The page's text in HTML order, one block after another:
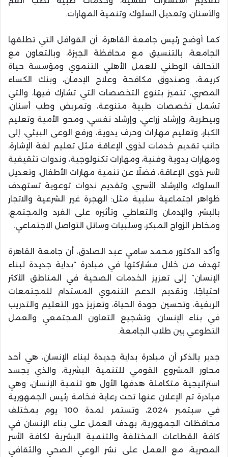
والأسنان، وتعديل السلوك، وتنمية المهارات.
كما أوضح رئيس جامعة القاهرة، أن القوافل التي تطلقها
الجامعة، بالتنسيق مع محافظة الجيزة، وبالتعاون مع
التحالف الوطني للعمل الأهلي التنموي ومؤسسة حياة
كريمة، وصندوق مكافحة وعلاج الإدمان، وبنك الكساء
المصري، تتميز بتنوع التخصصات التي تشارك فيها، والتي
تشمل تخصصات طبية متنوعة، وتمريض وطب أسنان،
وبيطرية، وإرشاد زراعي، وإرشاد نفسي، ومحو الأمية وتعليم
الكبار، وتعليم مهارات وحرف يدوية، ورفع الوعى البيئي، إلى
جانب تقديم خدمات لذوى الإعاقة مثل تعليم لغة الإشارة،
ومهارات يدوية وفنية، ومهارات تكنولوجية، وندوات تثقيفية
لأسر ذوى الإعاقة، فضلًا عن تنمية مهارات الأطفال، وتعديل
السلوك، والإرشاد الأسري، وتقديم ندوات توعوية تستهدف
ظواهر اجتماعية سلبية مثل: الهجرة غير الشرعية والاتجار
بالبشر، والإدمان والتعاطي وتأثيره على الفرد والمجتمع،
ومخاطر الزواج المبكر، وسلبيات وسائل التواصل الاجتماعي.
وأكد الدكتور محمد سامي عبد الصادق، أن جامعة القاهرة
تهدف من خلال مشاركتها في مبادرة “بداية جديدة لبناء
الإنسان” إلى تعزيز الخدمات الصحية في المناطق الأكثر
احتياجًا، وتقديم الدعم التنموي المستدام للمجتمعات
الريفية، وتحسين جودة الحياة، وتعزيز دور التعليم والتدريب
في بناء الإنسان، وتشجيع التعاون المجتمعي والعمل
التطوعي بين طلاب الجامعة.
جدير بالذكر أن مبادرة بداية جديدة لبناء الإنسان، هي أحد
محاور المشروع القومي للتنمية البشرية، والذي يجسد
استراتيجية متكاملة هدفها الأول هو تنمية الإنسان، وهي
مبادرة تم الإعلان عنها تحت رعاية فخامة رئيس الجمهورية
في سبتمبر 2024، وتستمر لمدة 100 يوم بمختلف
محافظات الجمهورية، بهدف العمل على بناء الإنسان في
كافة القطاعات المختلفة والتنمية البشرية لكافة الأسر
المصرية، مع العمل على نشر الوعي الصحي والثقافي